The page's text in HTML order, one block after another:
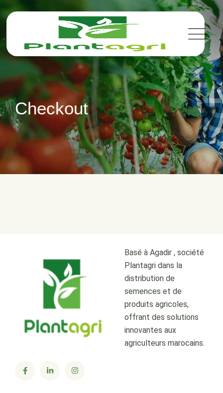
Checkout
Basé à Agadir , société
Plantagri dans la
distribution de
semences et de
produits agricoles,
offrant des solutions
innovantes aux
agriculteurs marocains.